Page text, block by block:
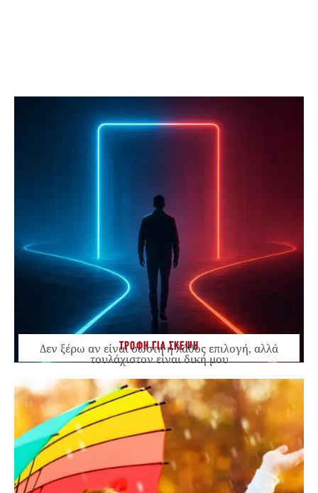
ΤΡΟΦΗ ΓΙΑ ΣΚΕΨΗ
Δεν ξέρω αν είναι σωστή ή λάθος επιλογή, αλλά
τουλάχιστον είναι δική μου